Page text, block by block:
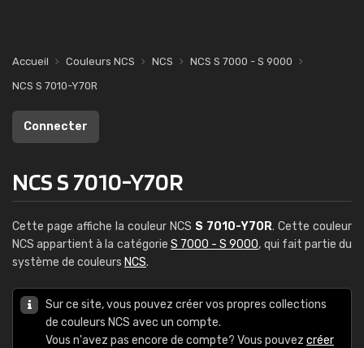
Accueil Couleurs NCS NCS
NCS S 7000 - S 9000
NCS S 7010-Y70R
Connecter
NCS S 7010-Y70R
Cette page affiche la couleur NCS S 7010-Y70R. Cette couleur
NCS appartient à la catégorie S 7000 - S 9000, qui fait partie du
système de couleurs NCS.
Sur ce site, vous pouvez créer vos propres collections
de couleurs NCS avec un compte.
Vous n'avez pas encore de compte? Vous pouvez créer